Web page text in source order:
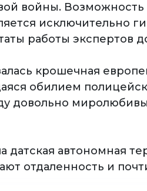
войны. Возможность
исключительно
работы экспертов
крошечная
обилием
довольно
датская автономная
отдаленность и